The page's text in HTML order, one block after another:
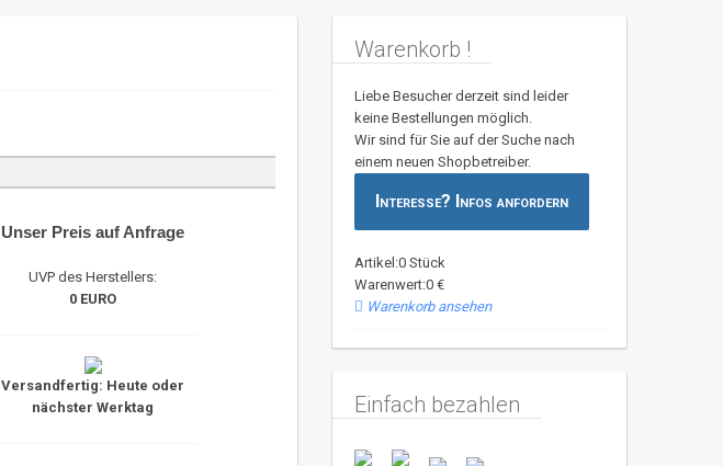
Unser Preis auf Anfrage
UVP des Herstellers:
0 EURO
Versandfertig: Heute oder
nächster Werktag
Warenkorb !
Liebe Besucher derzeit sind leider
keine Bestellungen möglich.
Wir sind für Sie auf der Suche nach
einem neuen Shopbetreiber.
Interesse? Infos anfordern
Artikel:0 Stück
Warenwert:0 €
Warenkorb ansehen
Einfach bezahlen